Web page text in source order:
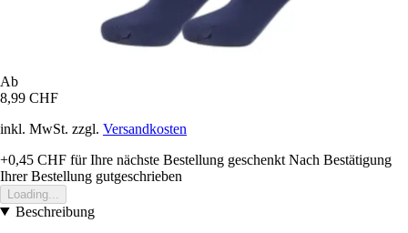
Ab
8,99 CHF
inkl. MwSt. zzgl. Versandkosten
+0,45 CHF für Ihre nächste Bestellung geschenkt Nach Bestätigung
Ihrer Bestellung gutgeschrieben
Loading...
Beschreibung